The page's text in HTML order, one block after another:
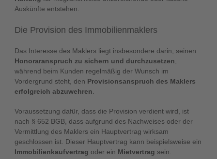
Auskünfte entstehen.
Die Provision des Immobilienmaklers
Das Interesse des Maklers liegt insbesondere darin, seinen
Honoraranspruch zu sichern und durchzusetzen,
während beim Kunden regelmäßig der Wunsch im
Vordergrund steht, den Provisionsanspruch des Maklers
erfolgreich abzuwehren.
Voraussetzung dafür, dass die Provision verdient wird, ist
nach § 652 BGB, dass aufgrund des Nachweises oder der
Vermittlung des Maklers ein Hauptvertrag wirksam
geschlossen ist. Dieser Hauptvertrag kann beispielsweise ein
Immobilienkaufvertrag oder ein Mietvertrag sein.